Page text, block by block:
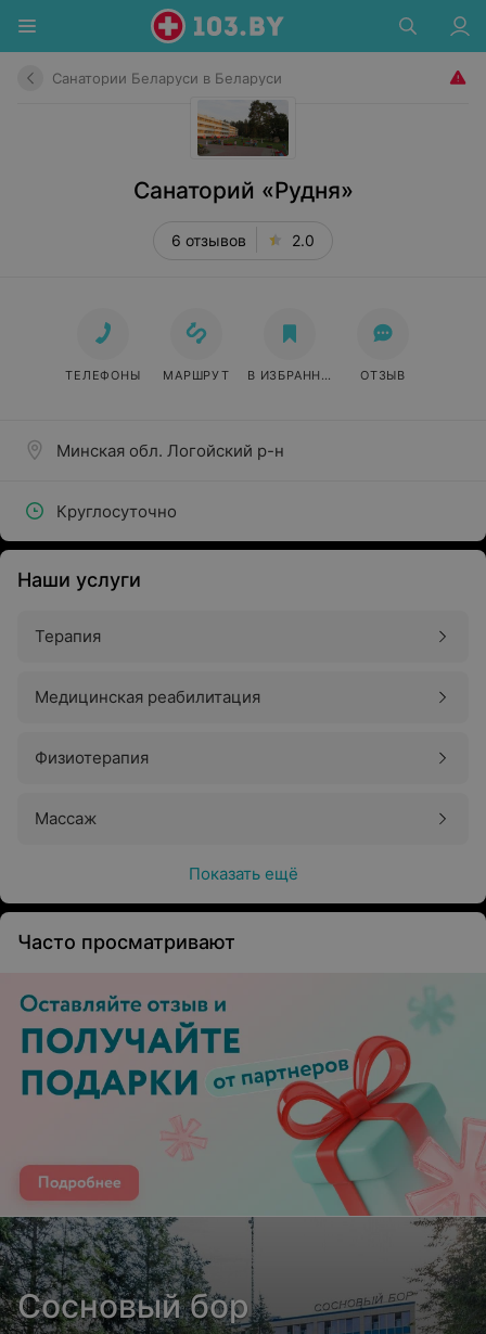
Санатории Беларуси в Беларуси
Санаторий «Рудня»
6 отзывов 2.0
Минская обл. Логойский р-н
Круглосуточно
ТЕЛЕФОНЫ МАРШРУТ В ИЗБРАННОЕ ОТЗЫВ
Наши услуги
Терапия
Медицинская реабилитация
Физиотерапия
Массаж
Показать ещё
Часто просматривают
Сосновый бор